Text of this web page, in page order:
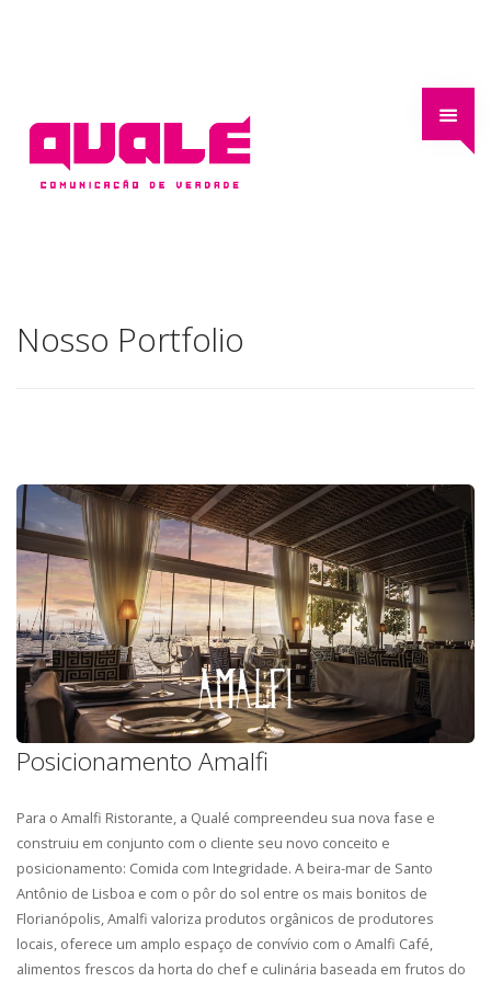
HOME
Nosso Portfolio
Posicionamento Amalfi
Para o Amalfi Ristorante, a Qualé compreendeu sua nova fase e
construiu em conjunto com o cliente seu novo conceito e
posicionamento: Comida com Integridade. A beira-mar de Santo
Antônio de Lisboa e com o pôr do sol entre os mais bonitos de
Florianópolis, Amalfi valoriza produtos orgânicos de produtores
locais, oferece um amplo espaço de convívio com o Amalfi Café,
alimentos frescos da horta do chef e culinária baseada em frutos do